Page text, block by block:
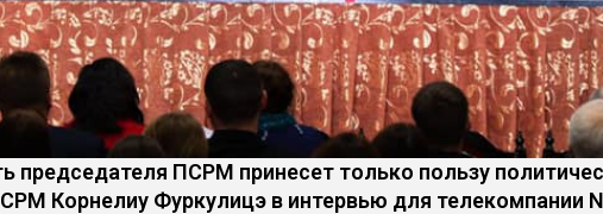
ПСРМ принесет только пользу
Корнелиу Фуркулицэ в интервью для телекомпании